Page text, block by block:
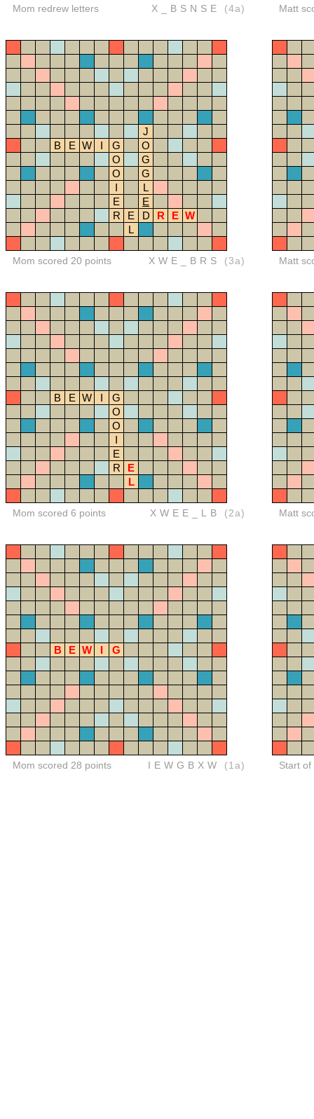
Mom redrew letters X_BSNSE (4a) Matt
J
B
E W I G
O
O
G
O
G
I
L
E
E
R
E D R E W
L
Mom scored 20 points XWE_BRS (3a) Matt
B E W I
G
O
O
I
E
R
E
L
Mom scored 6 points XWEE_LB (2a) Matt
B E W I G
Mom scored 28 points IEWGBXW (1a) Start